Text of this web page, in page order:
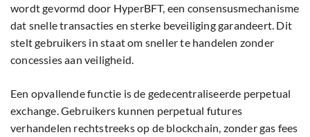
wordt gevormd door HyperBFT, een consensusmechanisme
dat snelle transacties en sterke beveiliging garandeert. Dit
stelt gebruikers in staat om sneller te handelen zonder
concessies aan veiligheid.
Een opvallende functie is de gedecentraliseerde perpetual
exchange. Gebruikers kunnen perpetual futures
verhandelen rechtstreeks op de blockchain, zonder gas fees